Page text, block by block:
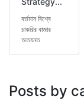
বর্তমান বিশ্বে
চাকরির বাজার
অত্যন্ত
Posts by